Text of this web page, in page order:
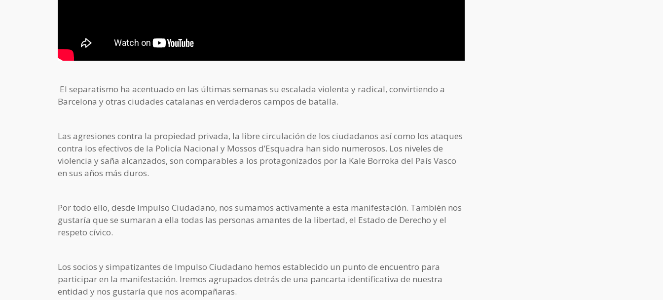
El separatismo ha acentuado en las últimas semanas su escalada violenta y radical, convirtiendo a
Barcelona y otras ciudades catalanas en verdaderos campos de batalla.
Las agresiones contra la propiedad privada, la libre circulación de los ciudadanos así como los ataques
contra los efectivos de la Policía Nacional y Mossos d’Esquadra han sido numerosos. Los niveles de
violencia y saña alcanzados, son comparables a los protagonizados por la Kale Borroka del País Vasco
en sus años más duros.
Por todo ello, desde Impulso Ciudadano, nos sumamos activamente a esta manifestación. También nos
gustaría que se sumaran a ella todas las personas amantes de la libertad, el Estado de Derecho y el
respeto cívico.
Los socios y simpatizantes de Impulso Ciudadano hemos establecido un punto de encuentro para
participar en la manifestación. Iremos agrupados detrás de una pancarta identificativa de nuestra
entidad y nos gustaría que nos acompañaras.